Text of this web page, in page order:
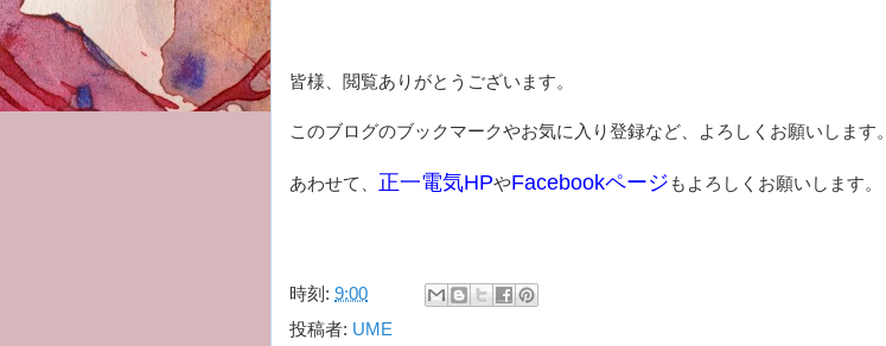
皆様、閲覧ありがとうございます。
このブログのブックマークやお気に入り登録など、よろしくお願いします。
あわせて、 正一電気HPやFacebookページ もよろしくお願いします。
時刻: 9:00
投稿者: UME